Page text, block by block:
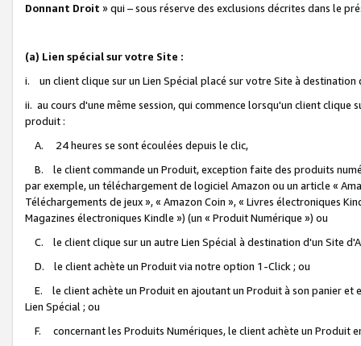
Donnant Droit » qui – sous réserve des exclusions décrites dans le
(a) Lien spécial sur votre Site :
i. un client clique sur un Lien Spécial placé sur votre Site à destination
ii. au cours d'une même session, qui commence lorsqu'un client
produit :
A. 24 heures se sont écoulées depuis le clic,
B. le client commande un Produit, exception faite des produits
par exemple, un téléchargement de logiciel Amazon ou un article «
Téléchargements de jeux », « Amazon Coin », « Livres électroniques
Magazines électroniques Kindle ») (un « Produit Numérique ») ou
C. le client clique sur un autre Lien Spécial à destination d'un Site
D. le client achète un Produit via notre option 1-Click ; ou
E. le client achète un Produit en ajoutant un Produit à son panier et
Lien Spécial ; ou
F. concernant les Produits Numériques, le client achète un Produit